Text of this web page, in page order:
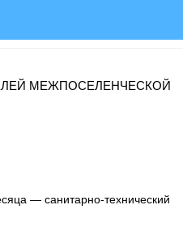
МЕЖПОСЕЛЕНЧЕСКОЙ
— санитарно-технический